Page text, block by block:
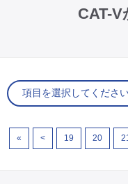
CAT-
« < 19 20